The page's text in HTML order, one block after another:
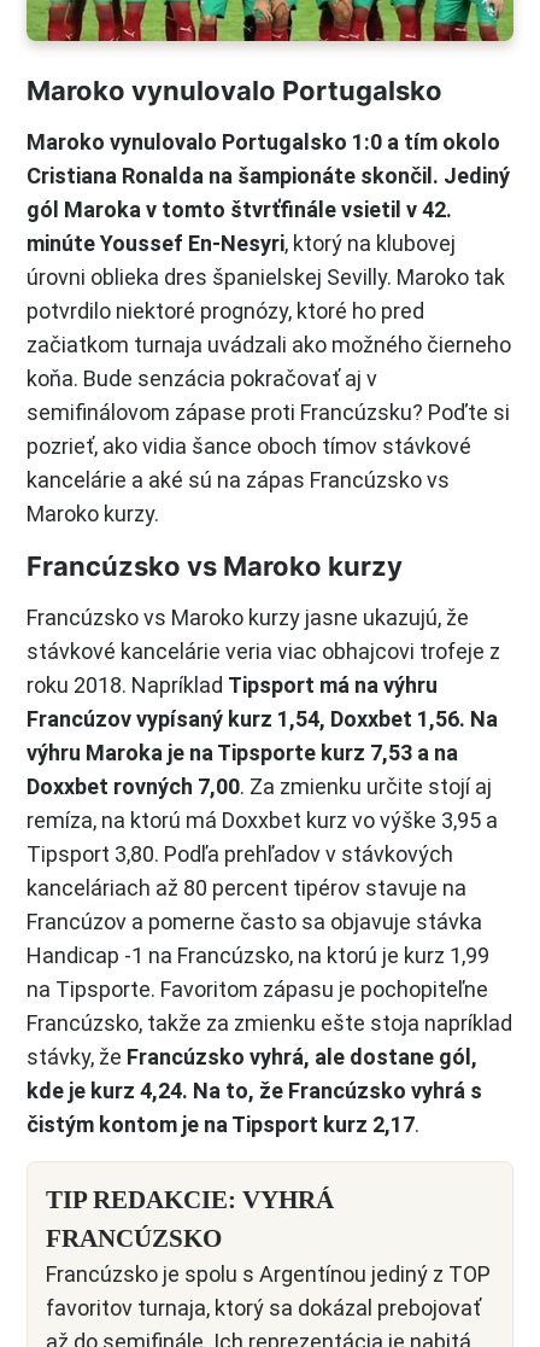
Maroko vynulovalo Portugalsko
Maroko vynulovalo Portugalsko 1:0 a tím okolo
Cristiana Ronalda na šampionáte skončil. Jediný
gól Maroka v tomto štvrťfinále vsietil v 42.
minúte Youssef En-Nesyri, ktorý na klubovej
úrovni oblieka dres španielskej Sevilly. Maroko tak
potvrdilo niektoré prognózy, ktoré ho pred
začiatkom turnaja uvádzali ako možného čierneho
koňa. Bude senzácia pokračovať aj v
semifinálovom zápase proti Francúzsku? Poďte si
pozrieť, ako vidia šance oboch tímov stávkové
kancelárie a aké sú na zápas Francúzsko vs
Maroko kurzy.
Francúzsko vs Maroko kurzy
Francúzsko vs Maroko kurzy jasne ukazujú, že
stávkové kancelárie veria viac obhajcovi trofeje z
roku 2018. Napríklad Tipsport má na výhru
Francúzov vypísaný kurz 1,54, Doxxbet 1,56. Na
výhru Maroka je na Tipsporte kurz 7,53 a na
Doxxbet rovných 7,00. Za zmienku určite stojí aj
remíza, na ktorú má Doxxbet kurz vo výške 3,95 a
Tipsport 3,80. Podľa prehľadov v stávkových
kanceláriach až 80 percent tipérov stavuje na
Francúzov a pomerne často sa objavuje stávka
Handicap -1 na Francúzsko, na ktorú je kurz 1,99
na Tipsporte. Favoritom zápasu je pochopiteľne
Francúzsko, takže za zmienku ešte stoja napríklad
stávky, že Francúzsko vyhrá, ale dostane gól,
kde je kurz 4,24. Na to, že Francúzsko vyhrá s
čistým kontom je na Tipsport kurz 2,17.
TIP REDAKCIE: VYHRÁ
FRANCÚZSKO
Francúzsko je spolu s Argentínou jediný z TOP
favoritov turnaja, ktorý sa dokázal prebojovať
až do semifinále. Ich reprezentácia je nabitá